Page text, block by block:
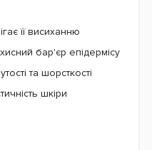
її висиханню
бар'єр епідермісу
та шорсткості
шкіри